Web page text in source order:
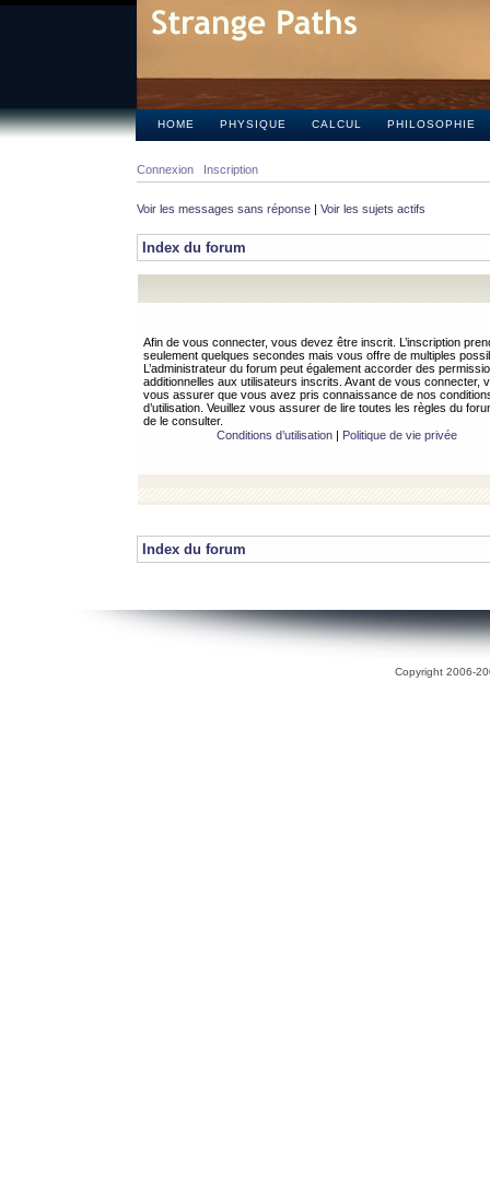
HOME PHYSIQUE CALCUL PHILOSOPHIE
Connexion Inscription
Voir les messages sans réponse | Voir les sujets actifs
Index du forum
Afin de vous connecter, vous devez être inscrit. L’inscription
seulement quelques secondes mais vous offre de multiples
L’administrateur du forum peut également accorder des
additionnelles aux utilisateurs inscrits. Avant de vous connecter,
vous assurer que vous avez pris connaissance de nos
d’utilisation. Veuillez vous assurer de lire toutes les règles du
de le consulter.
Conditions d’utilisation| Politique de vie privée
Index du forum
Copyright 2006-